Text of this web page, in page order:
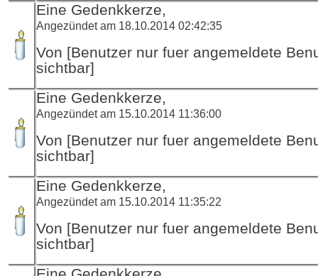
Eine Gedenkkerze,
Angezündet am 18.10.2014 02:42:35
Von [Benutzer nur fuer angemeldete
sichtbar]
Eine Gedenkkerze,
Angezündet am 15.10.2014 11:36:00
Von [Benutzer nur fuer angemeldete
sichtbar]
Eine Gedenkkerze,
Angezündet am 15.10.2014 11:35:22
Von [Benutzer nur fuer angemeldete
sichtbar]